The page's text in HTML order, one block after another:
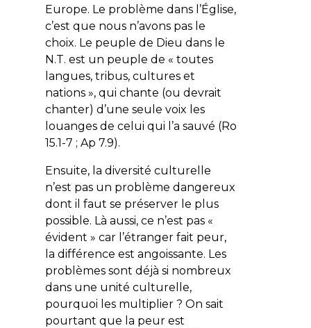
Europe. Le problème dans l’Église,
c’est que nous n’avons pas le
choix. Le peuple de Dieu dans le
N.T. est un peuple de « toutes
langues, tribus, cultures et
nations », qui chante (ou devrait
chanter) d’une seule voix les
louanges de celui qui l’a sauvé (Ro
15.1-7 ; Ap 7.9).
Ensuite, la diversité culturelle
n’est pas un problème dangereux
dont il faut se préserver le plus
possible. Là aussi, ce n’est pas «
évident » car l’étranger fait peur,
la différence est angoissante. Les
problèmes sont déjà si nombreux
dans une unité culturelle,
pourquoi les multiplier ? On sait
pourtant que la peur est